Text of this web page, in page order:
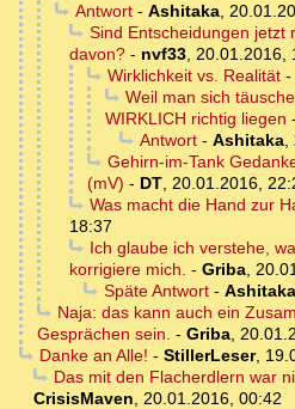
Antwort- Ashitaka,
Sind Entscheidungen jetzt
davon? - nvf33 20.01.2016,
Wirklichkeit vs. Realität-
Weil man sich
WIRKLICH richtig liegen -
Antwort- Ashitaka,
Gehirn-im-Tank
(mV) - DT 20.01.2016,
Was macht die Hand zur
18:37
Ich glaube ich verstehe,
korrigiere mich. - Griba
Späte Antwort- Ashitaka
Naja: das kann auch ein
Gesprächen sein. - Griba
Danke an Alle! - StillerLeser,
Das mit den Flacherdlern war
CrisisMaven
20.01.2016, 00:42